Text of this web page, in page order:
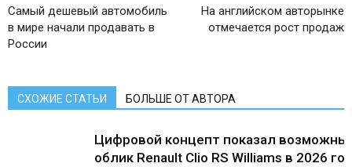
Самый дешевый автомобиль
в мире начали продавать в
России
На английском авторынке
отмечается рост продаж
СХОЖИЕ СТАТЬИ БОЛЬШЕ ОТ АВТОРА
Цифровой концепт показал
облик Renault Clio RS Williams в 2026